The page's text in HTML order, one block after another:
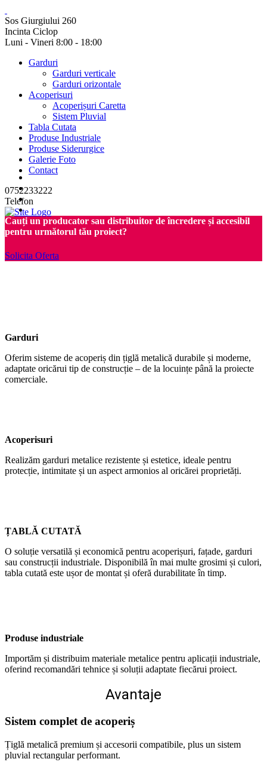
Sos Giurgiului 260
Incinta Ciclop
Luni - Vineri 8:00 - 18:00
Garduri
Garduri verticale
Garduri orizontale
Acoperisuri
Acoperișuri Caretta
Sistem Pluvial
Tabla Cutata
Produse Industriale
Produse Siderurgice
Galerie Foto
Contact
0752233222
Telefon
Cauți un producator sau distribuitor de încredere și accesibil
pentru următorul tău proiect?
Solicita Oferta
Garduri
Oferim sisteme de acoperiș din țiglă metalică durabile și moderne,
adaptate oricărui tip de construcție – de la locuințe până la proiecte
comerciale.
Acoperisuri
Realizăm garduri metalice rezistente și estetice, ideale pentru
protecție, intimitate și un aspect armonios al oricărei proprietăți.
ȚABLĂ CUTATĂ
O soluție versatilă și economică pentru acoperișuri, fațade, garduri
sau construcții industriale. Disponibilă în mai multe grosimi și culori,
tabla cutată este ușor de montat și oferă durabilitate în timp.
Produse industriale
Importăm și distribuim materiale metalice pentru aplicații industriale,
oferind recomandări tehnice și soluții adaptate fiecărui proiect.
Avantaje
Sistem complet de acoperiș
Țiglă metalică premium și accesorii compatibile, plus un sistem
pluvial rectangular performant.